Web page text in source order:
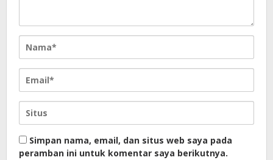
Simpan nama, email, dan situs web saya pada
peramban ini untuk komentar saya berikutnya.